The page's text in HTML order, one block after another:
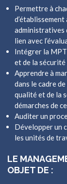
Permettre à
administratives
lien avec
Intégrer la
et de la sécurité
Apprendre à
dans le cadre
qualité et de la
démarches de
Auditer un
Développer un
les unités de
LE
OBJET DE :